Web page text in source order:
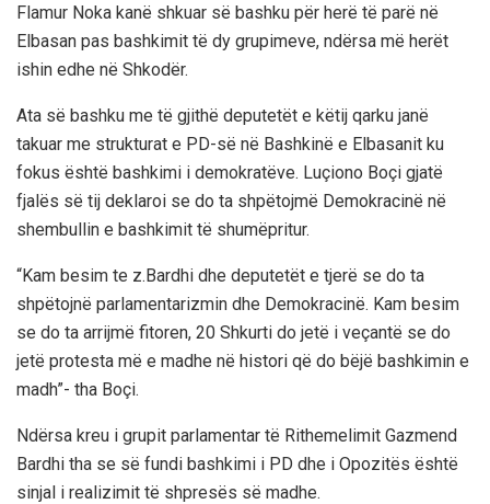
Flamur Noka kanë shkuar së bashku për herë të parë në
Elbasan pas bashkimit të dy grupimeve, ndërsa më herët
ishin edhe në Shkodër.
Ata së bashku me të gjithë deputetët e këtij qarku janë
takuar me strukturat e PD-së në Bashkinë e Elbasanit ku
fokus është bashkimi i demokratëve. Luçiono Boçi gjatë
fjalës së tij deklaroi se do ta shpëtojmë Demokracinë në
shembullin e bashkimit të shumëpritur.
“Kam besim te z.Bardhi dhe deputetët e tjerë se do ta
shpëtojnë parlamentarizmin dhe Demokracinë. Kam besim
se do ta arrijmë fitoren, 20 Shkurti do jetë i veçantë se do
jetë protesta më e madhe në histori që do bëjë bashkimin e
madh”- tha Boçi.
Ndërsa kreu i grupit parlamentar të Rithemelimit Gazmend
Bardhi tha se së fundi bashkimi i PD dhe i Opozitës është
sinjal i realizimit të shpresës së madhe.